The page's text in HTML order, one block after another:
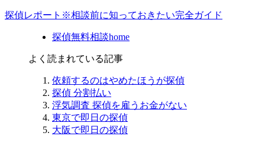
探偵レポート※相談前に知っておきたい完全ガイド
探偵無料相談home
よく読まれている記事
依頼するのはやめたほうが探偵
探偵 分割払い
浮気調査 探偵を雇うお金がない
東京で即日の探偵
大阪で即日の探偵